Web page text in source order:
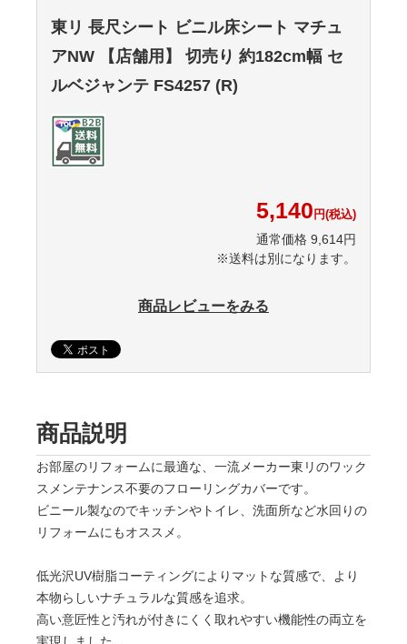
東リ 長尺シート ビニル床シート マチュ
アNW 【店舗用】 切売り 約182cm幅 セ
ルベジャンテ FS4257 (R)
5,140 円(税込)
通常価格 9,614円
※送料は別になります。
商品レビューをみる
商品説明
お部屋のリフォームに最適な、一流メーカー東リのワック
スメンテナンス不要のフローリングカバーです。
ビニール製なのでキッチンやトイレ、洗面所など水回りの
リフォームにもオススメ。
低光沢UV樹脂コーティングによりマットな質感で、より
本物らしいナチュラルな質感を追求。
高い意匠性と汚れが付きにくく取れやすい機能性の両立を